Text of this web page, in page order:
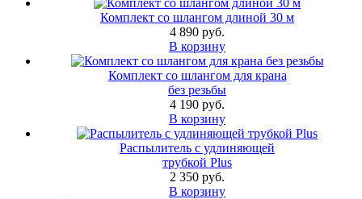
Комплект со шлангом длиной 30 м
4 890 руб.
В корзину
Комплект со шлангом для крана
без резьбы
4 190 руб.
В корзину
Распылитель с удлиняющей
трубкой Plus
2 350 руб.
В корзину